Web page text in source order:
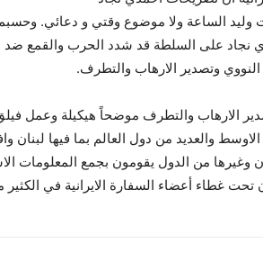
وليد الساعة ولا موضوع وقتي و دعائي.
وبمجيئه باحمدي نجاد على السلطة قد شدد الحرب والقمع
وتصدير الارهاب والتطرف.
الارهاب والتطرف موضحاً هيكيلة وعمل
والعديد من دول العالم بما فيها لبنان
وغيرها من الدول يقومون بجمع المعلومات
غطاء أعضاء السفارة الايرانية في الكثير